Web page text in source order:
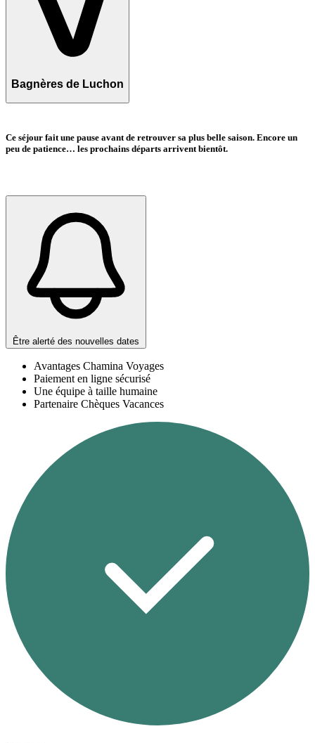
Bagnères de Luchon
Ce séjour fait une pause avant de retrouver sa plus belle saison. Encore un
peu de patience… les prochains départs arrivent bientôt.
Être alerté des nouvelles dates
Avantages Chamina Voyages
Paiement en ligne sécurisé
Une équipe à taille humaine
Partenaire Chèques Vacances